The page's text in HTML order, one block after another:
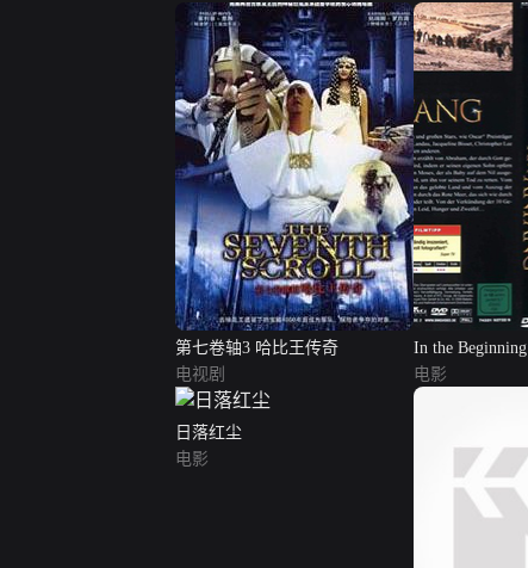
第七卷轴3 哈比王传奇
电视剧
In the Beginning
电影
日落红尘
电影